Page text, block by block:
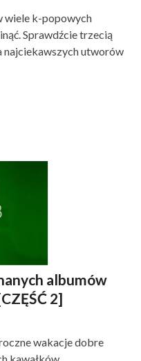
wiele k-popowych
Sprawdźcie trzecią
najciekawszych utworów
albumów
2]
wakacje dobre